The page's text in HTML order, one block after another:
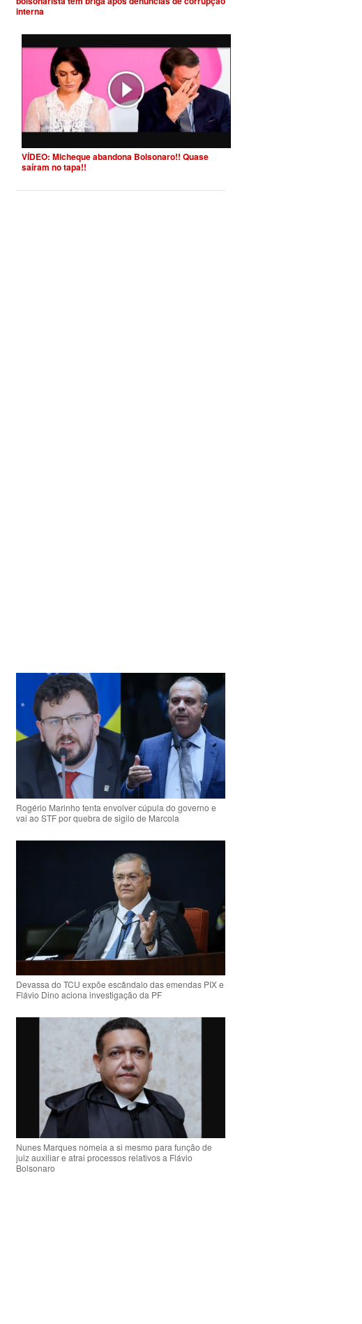
interna
VÍDEO: Micheque abandona Bolsonaro!! Quase
saíram no tapa!!
Rogério Marinho tenta envolver cúpula do governo e
vai ao STF por quebra de sigilo de Marcola
Devassa do TCU expõe escândalo das emendas PIX e
Flávio Dino aciona investigação da PF
Nunes Marques nomeia a si mesmo para função de
juiz auxiliar e atrai processos relativos a Flávio
Bolsonaro